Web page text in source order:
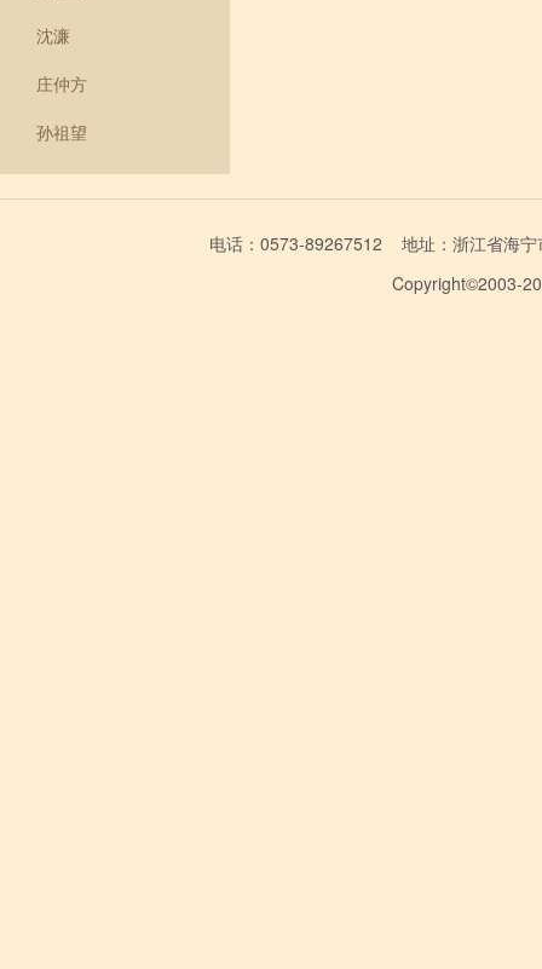
沈濂
庄仲方
孙祖望
电话：0573-89267512 地址：浙江省海
Copyright©2003-